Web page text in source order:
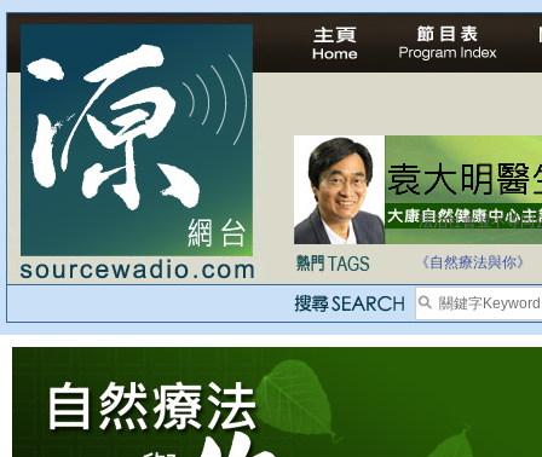
法治社會並不等同
《自然療法與你》